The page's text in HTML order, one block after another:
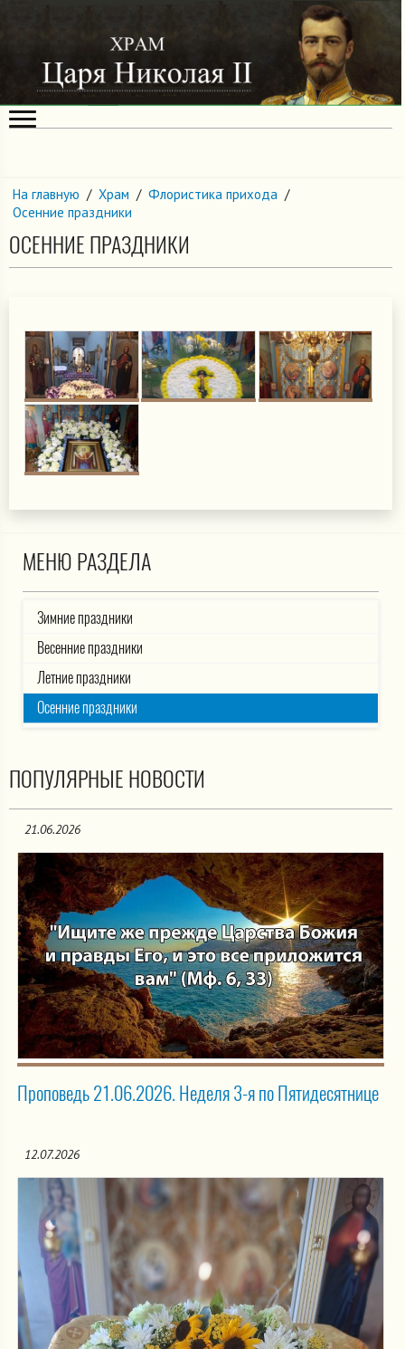
На главную / Храм / Флористика прихода /
Осенние праздники
ОСЕННИЕ ПРАЗДНИКИ
МЕНЮ РАЗДЕЛА
Зимние праздники
Весенние праздники
Летние праздники
Осенние праздники
ПОПУЛЯРНЫЕ НОВОСТИ
21.06.2026
Проповедь 21.06.2026. Неделя 3-я по Пятидесятнице
12.07.2026